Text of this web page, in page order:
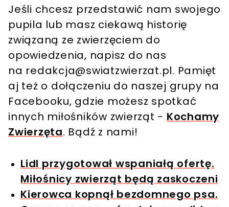
Jeśli chcesz przedstawić nam swojego
pupila lub masz ciekawą historię
związaną ze zwierzęciem do
opowiedzenia, napisz do nas
na redakcja@swiatzwierzat.pl. Pamięt
aj też o dołączeniu do naszej grupy na
Facebooku, gdzie możesz spotkać
innych miłośników zwierząt - Kochamy
Zwierzęta. Bądź z nami!
Lidl przygotował wspaniałą ofertę.
Miłośnicy zwierząt będą zaskoczeni
Kierowca kopnął bezdomnego psa.